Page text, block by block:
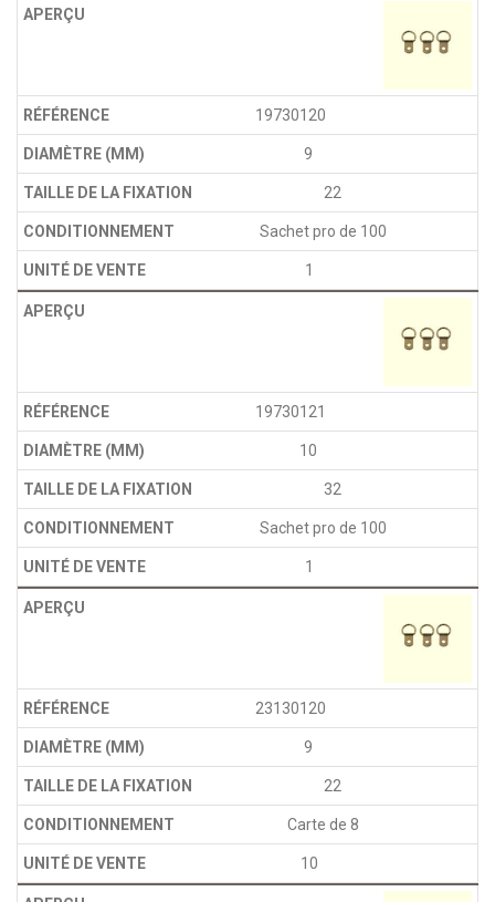
19730120
9
22
Sachet pro de 100
1
19730121
10
32
Sachet pro de 100
1
23130120
9
22
Carte de 8
10